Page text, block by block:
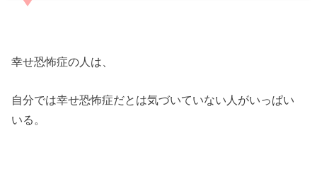
幸せ恐怖症の人は、
自分では幸せ恐怖症だとは気づいていない人がいっぱい
いる。